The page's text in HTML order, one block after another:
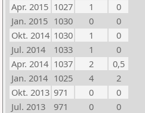
Apr. 2015 1027 1
0
Jan. 2015 1030 0
0
Okt. 2014 1030 1
0
Jul. 2014
1033 1
0
Apr. 2014 1037 2
0,5
Jan. 2014 1025 4
2
Okt. 2013 971 0
0
Jul. 2013
971 0
0